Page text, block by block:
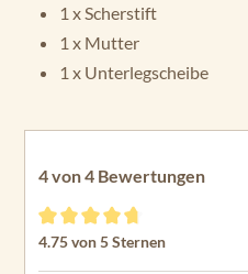
En
34
En
ra
C2
1 x Scherstift
1 x Mutter
1 x Unterlegscheibe
4 von 4 Bewertungen
Durchschnittliche
4.75 von 5 Sternen